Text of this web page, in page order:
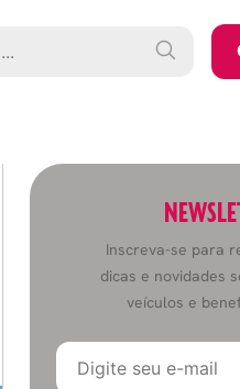
Inscreva-se para
dicas e novidades
veículos e